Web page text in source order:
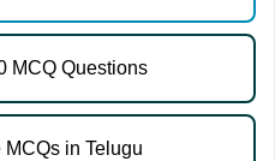
MCQ Questions
in Telugu